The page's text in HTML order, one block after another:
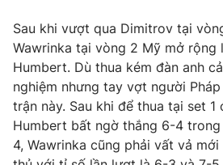
® Cấm sao chép dưới mọi hình thức
thuận bằng văn bản. Ghi rõ nguồn
thông tin từ website này.
Sau khi vượt qua Dimitrov tại
Wawrinka tại vòng 2 Mỹ mở
Humbert. Dù thua kém đàn anh
nghiệm nhưng tay vợt người
trận này. Sau khi để thua tại set
Humbert bất ngờ thắng 6-4
4, Wawrinka cũng phải vất vả